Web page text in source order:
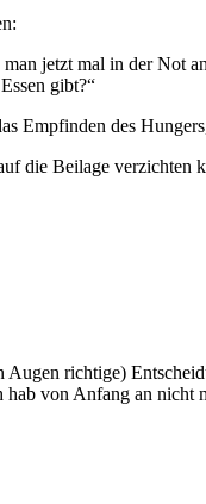
jetzt mal in der
gibt?“
Empfinden des
die Beilage verzichten
Augen richtige)
von Anfang an nicht